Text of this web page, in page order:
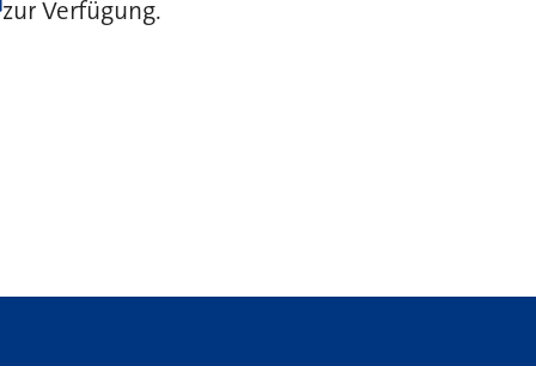
zur Verfügung.